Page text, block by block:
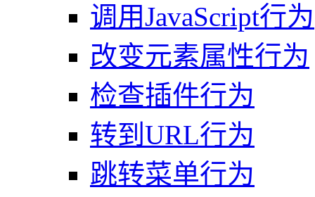
调用JavaScript行为
改变元素属性行为
检查插件行为
转到URL行为
跳转菜单行为